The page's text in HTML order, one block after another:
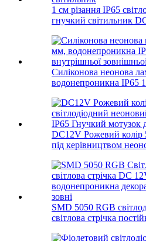
1 см різання IP65
гнучкий світильник
Силіконова неонова
водонепроникна IP65
DC12V Рожевий колір
під керівництвом
SMD 5050 RGB
світлова стрічка